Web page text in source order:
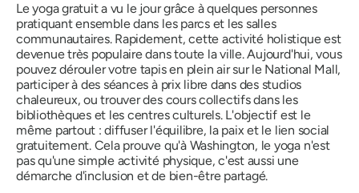
Le yoga gratuit a vu le jour grâce à quelques personnes
pratiquant ensemble dans les parcs et les salles
communautaires. Rapidement, cette activité holistique est
devenue très populaire dans toute la ville. Aujourd'hui, vous
pouvez dérouler votre tapis en plein air sur le National Mall,
participer à des séances à prix libre dans des studios
chaleureux, ou trouver des cours collectifs dans les
bibliothèques et les centres culturels. L'objectif est le
même partout : diffuser l'équilibre, la paix et le lien social
gratuitement. Cela prouve qu'à Washington, le yoga n'est
pas qu'une simple activité physique, c'est aussi une
démarche d'inclusion et de bien-être partagé.